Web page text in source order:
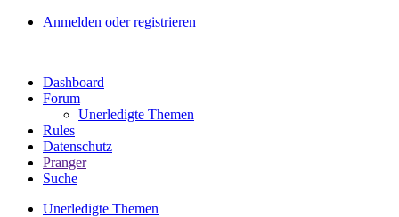
Anmelden oder registrieren
Dashboard
Forum
Unerledigte Themen
Rules
Datenschutz
Pranger
Suche
Unerledigte Themen